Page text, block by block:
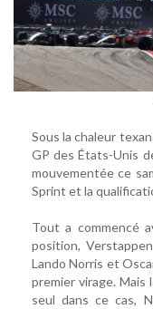
Sous la chaleur
GP des États-Unis
mouvementée ce
Sprint et la
Tout a commencé
position,
Lando Norris et
premier virage. Mais
seul dans ce cas,